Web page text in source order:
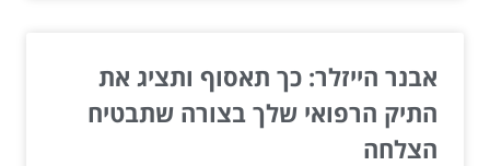
אבנר הייזלר: כך תאסוף ותציג את
התיק הרפואי שלך בצורה שתבטיח
הצלחה